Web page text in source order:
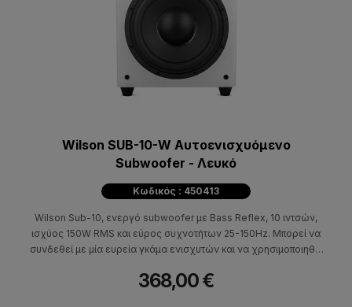
Wilson SUB-10-W Αυτοενισχυόμενο
Subwoofer - Λευκό
Κωδικός : 450413
Wilson Sub-10, ενεργό subwoofer με Bass Reflex, 10 ιντσών,
ισχύος 150W RMS και εύρος συχνοτήτων 25-150Hz. Μπορεί να
συνδεθεί με μία ευρεία γκάμα ενισχυτών και να χρησιμοποιηθεί
368,00 €